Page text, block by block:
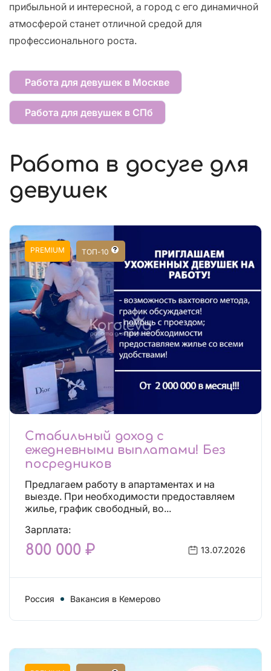
прибыльной и интересной, а город с его динамичной
атмосферой станет отличной средой для
профессионального роста.
Работа для девушек в Москве
Работа для девушек в СПб
Работа в досуге для
девушек
PREMIUM ТОП-10
Стабильный доход с
ежедневными выплатами! Без
посредников
Предлагаем работу в апартаментах и на
выезде. При необходимости предоставляем
жилье, график свободный, во...
Зарплата:
800 000 ₽ 13.07.2026
Россия Вакансия в Кемерово